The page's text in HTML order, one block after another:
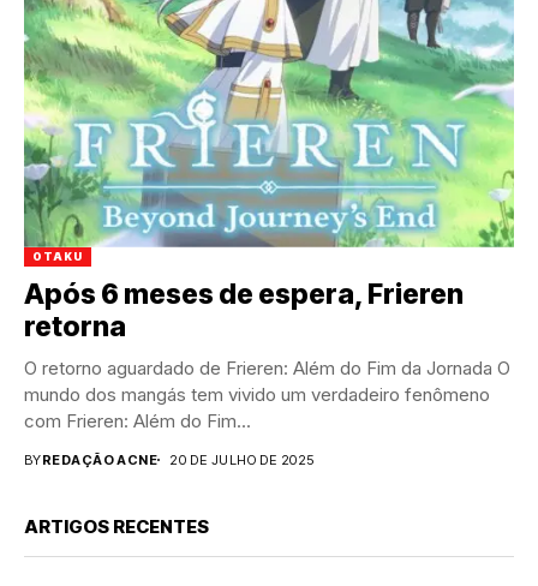
OTAKU
Após 6 meses de espera, Frieren
retorna
O retorno aguardado de Frieren: Além do Fim da Jornada O
mundo dos mangás tem vivido um verdadeiro fenômeno
com Frieren: Além do Fim...
BYREDAÇÃO ACNE 20 DE JULHO DE 2025
ARTIGOS RECENTES